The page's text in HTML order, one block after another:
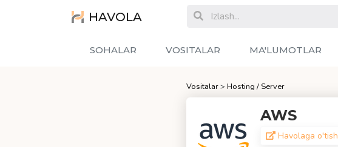
HAVOLA
SOHALAR VOSITALAR MA'LUMOTLAR
Vositalar> Hosting / Server
AWS
Havolaga o'tish